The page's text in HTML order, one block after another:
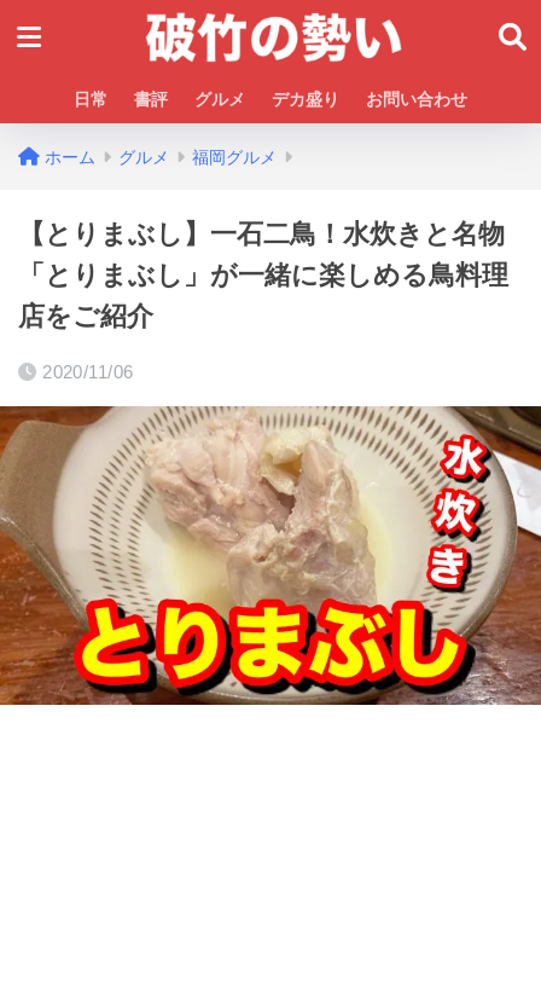
日常 書評 グルメ デカ盛り お問い合わせ
ホーム グルメ 福岡グルメ
【とりまぶし】一石二鳥！水炊きと名物
「とりまぶし」が一緒に楽しめる鳥料理
店をご紹介
2020/11/06